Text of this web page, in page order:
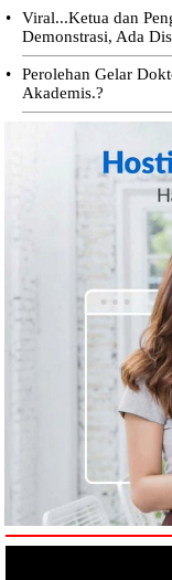
•
Viral...Ketua dan
Demonstrasi, Ada
•
Perolehan Gelar
Akademis.?